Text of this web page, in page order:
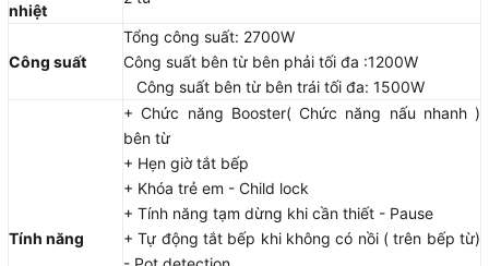
nhiệt
Công suất
Tổng công suất: 2700W
Công suất bên từ bên phải tối đa :1200W
Công suất bên từ bên trái tối đa: 1500W
Tính năng
+ Chức năng Booster( Chức năng nấu nhanh )
bên từ
+ Hẹn giờ tắt bếp
+ Khóa trẻ em - Child lock
+ Tính năng tạm dừng khi cần thiết - Pause
+ Tự động tắt bếp khi không có nồi ( trên bếp từ)